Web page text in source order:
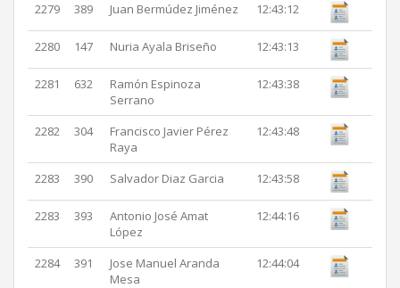
2279 389 Juan Bermúdez Jiménez 12:43:12
2280 147 Nuria Ayala Briseño 12:43:13
2281 632
Ramón Espinoza
Serrano
12:43:38
2282 304
Francisco Javier Pérez
Raya
12:43:48
2283 390 Salvador Diaz Garcia 12:43:58
2283 393
Antonio José Amat
López
12:44:16
2284 391
Jose Manuel Aranda
Mesa
12:44:04